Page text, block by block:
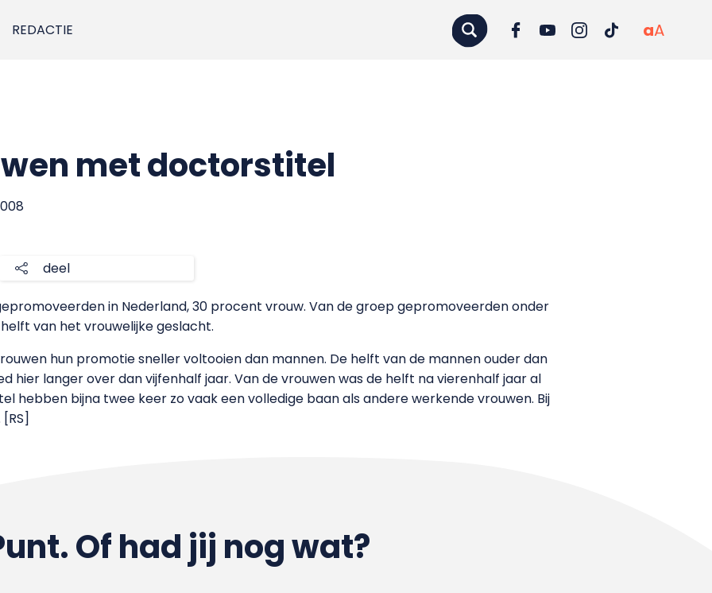
REDACTIE aA
met doctorstitel
deel
in Nederland, 30 procent vrouw. Van de groep gepromoveerden onder
van het vrouwelijke geslacht.
hun promotie sneller voltooien dan mannen. De helft van de mannen ouder dan
hier langer over dan vijfenhalf jaar. Van de vrouwen was de helft na vierenhalf jaar al
hebben bijna twee keer zo vaak een volledige baan als andere werkende vrouwen. Bij
Of had jij nog wat?